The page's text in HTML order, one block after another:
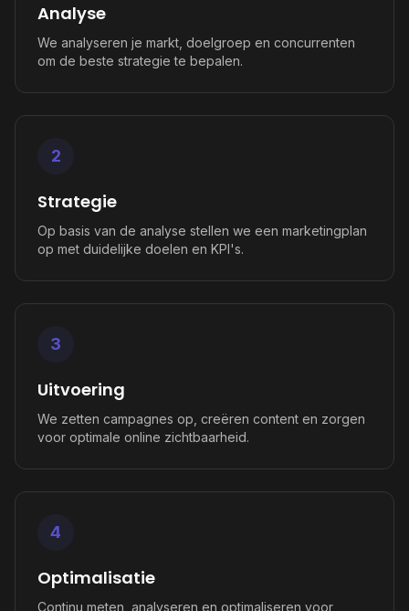
Analyse
We analyseren je markt, doelgroep en concurrenten
om de beste strategie te bepalen.
2
Strategie
Op basis van de analyse stellen we een marketingplan
op met duidelijke doelen en KPI's.
3
Uitvoering
We zetten campagnes op, creëren content en zorgen
voor optimale online zichtbaarheid.
4
Optimalisatie
Continu meten, analyseren en optimaliseren voor